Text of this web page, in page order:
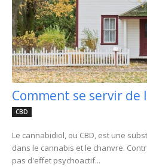
Comment se servir de
CBD
Le cannabidiol, ou CBD, est une
dans le cannabis et le chanvre.
pas d'effet psychoactif...